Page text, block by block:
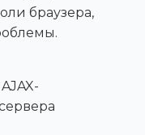
браузера,